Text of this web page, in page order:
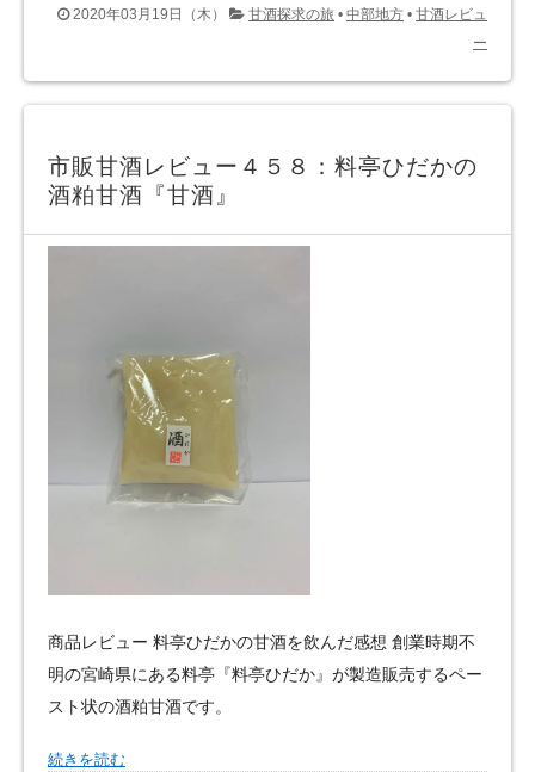
2020年03月19日（木） 甘酒探求の旅 • 中部地方 • 甘酒レビュ
ー
市販甘酒レビュー４５８：料亭ひだかの
酒粕甘酒『甘酒』
商品レビュー 料亭ひだかの甘酒を飲んだ感想 創業時期不
明の宮崎県にある料亭『料亭ひだか』が製造販売するペー
スト状の酒粕甘酒です。
続きを読む